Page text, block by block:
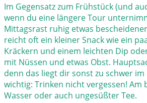
Im Gegensatz zum Frühstück (und
wenn du eine längere Tour
Mittagsrast ruhig etwas
reicht oft ein kleiner Snack wie ein
Kräckern und einem leichten Dip
mit Nüssen und etwas Obst.
denn das liegt dir sonst zu schwer im
wichtig: Trinken nicht vergessen! Am
Wasser oder auch ungesüßter Tee.